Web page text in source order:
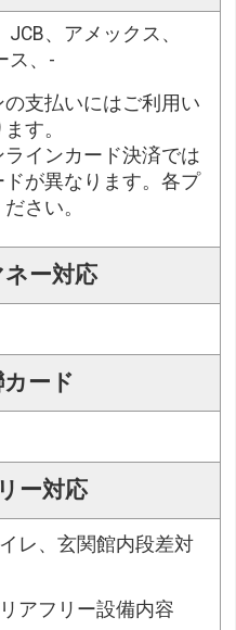
JCB、アメックス、
ス、-
支払いにはご利用い
す。
インカード決済では
が異なります。各プ
さい。
ー対応
ード
ー対応
レ、玄関館内段差対
アフリー設備内容